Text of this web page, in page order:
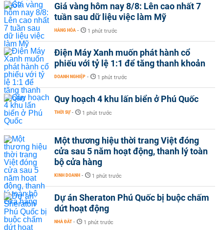
Giá vàng hôm nay 8/8: Lên cao nhất 7
tuần sau dữ liệu việc làm Mỹ
HÀNG HÓA - 1 phút trước
Điện Máy Xanh muốn phát hành cổ
phiếu với tỷ lệ 1:1 để tăng thanh khoản
DOANH NGHIỆP - 1 phút trước
Quy hoạch 4 khu lấn biển ở Phú Quốc
THỜI SỰ - 1 phút trước
Một thương hiệu thời trang Việt đóng
cửa sau 5 năm hoạt động, thanh lý toàn
bộ cửa hàng
KINH DOANH - 1 phút trước
Dự án Sheraton Phú Quốc bị buộc chấm
dứt hoạt động
NHÀ ĐẤT - 1 phút trước